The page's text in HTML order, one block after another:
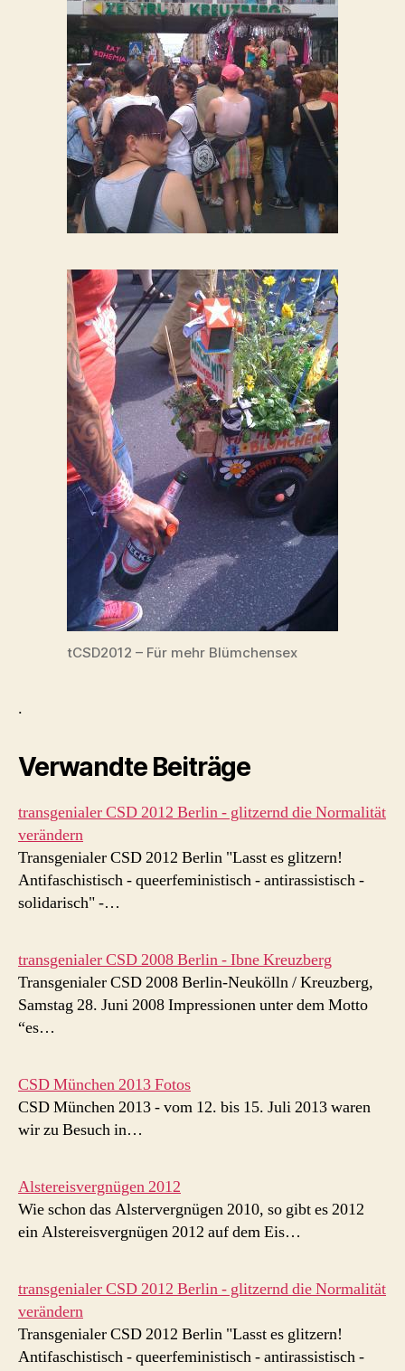
tCSD2012 – Für mehr Blümchensex
.
Verwandte Beiträge
transgenialer CSD 2012 Berlin - glitzernd die Normalität
verändern
Transgenialer CSD 2012 Berlin "Lasst es glitzern!
Antifaschistisch - queerfeministisch - antirassistisch -
solidarisch" -…
transgenialer CSD 2008 Berlin - Ibne Kreuzberg
Transgenialer CSD 2008 Berlin-Neukölln / Kreuzberg,
Samstag 28. Juni 2008 Impressionen unter dem Motto
“es…
CSD München 2013 Fotos
CSD München 2013 - vom 12. bis 15. Juli 2013 waren
wir zu Besuch in…
Alstereisvergnügen 2012
Wie schon das Alstervergnügen 2010, so gibt es 2012
ein Alstereisvergnügen 2012 auf dem Eis…
transgenialer CSD 2012 Berlin - glitzernd die Normalität
verändern
Transgenialer CSD 2012 Berlin "Lasst es glitzern!
Antifaschistisch - queerfeministisch - antirassistisch -